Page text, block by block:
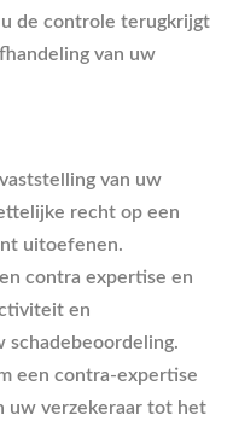
de controle terugkrijgt
van uw
van uw
recht op een
uitoefenen.
contra expertise en
en
schadebeoordeling.
een contra-expertise
uw verzekeraar tot het